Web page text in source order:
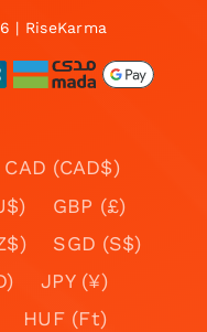
| RiseKarma
CAD (CAD$)
GBP (£)
SGD (S$)
JPY (¥)
HUF (Ft)